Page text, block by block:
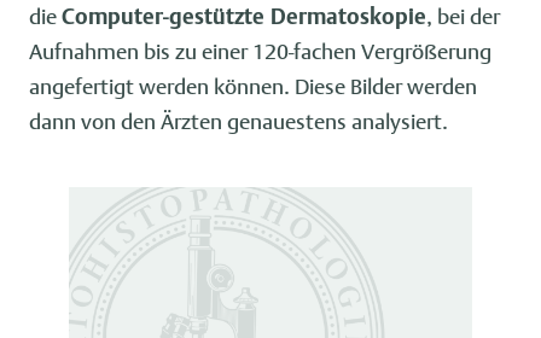
dieComputer-gestützte Dermatoskopie, bei der
Aufnahmen bis zu einer 120-fachen Vergrößerung
angefertigt werden können. Diese Bilder werden
dann von den Ärzten genauestens analysiert.